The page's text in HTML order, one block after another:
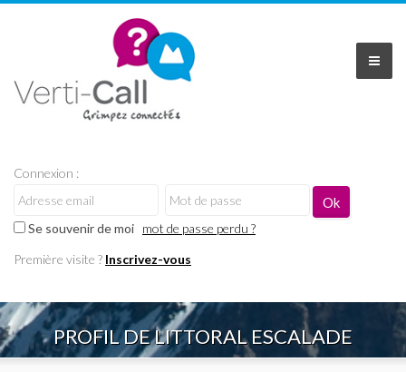
Connexion :
Se souvenir de moi mot de passe perdu ?
Première visite ? Inscrivez-vous
PROFIL DE LITTORAL ESCALADE